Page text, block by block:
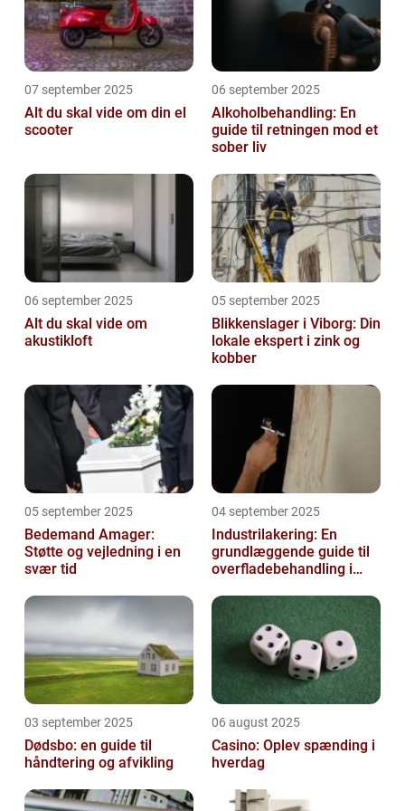
07 september 2025
Alt du skal vide om din el
scooter
06 september 2025
Alkoholbehandling: En
guide til retningen mod et
sober liv
06 september 2025
Alt du skal vide om
akustikloft
05 september 2025
Blikkenslager i Viborg: Din
lokale ekspert i zink og
kobber
05 september 2025
Bedemand Amager:
Støtte og vejledning i en
svær tid
04 september 2025
Industrilakering: En
grundlæggende guide til
overfladebehandling i
03 september 2025
Dødsbo: en guide til
håndtering og afvikling
06 august 2025
Casino: Oplev spænding i
hverdag